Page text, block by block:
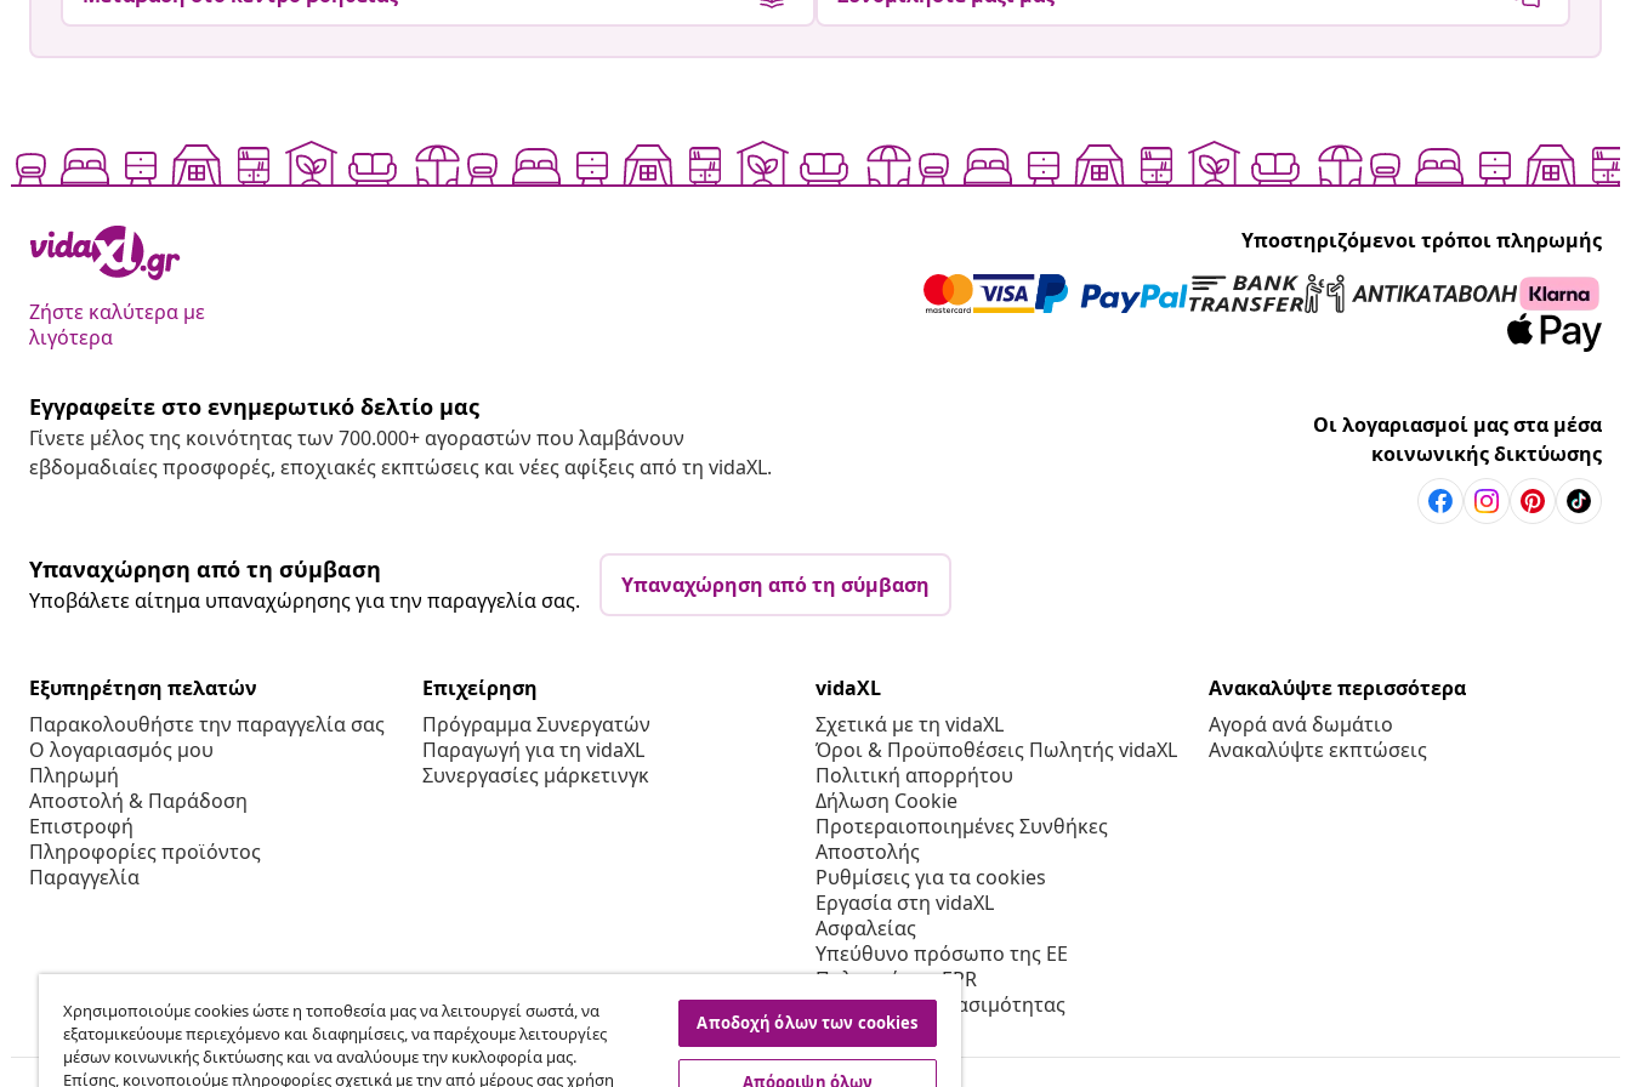
Ζήστε καλύτερα με
λιγότερα
Υποστηριζόμενοι τρόποι πληρωμής
Εγγραφείτε στο ενημερωτικό δελτίο μας
Γίνετε μέλος της κοινότητας των 700.000+ αγοραστών που λαμβάνουν
εβδομαδιαίες προσφορές, εποχιακές εκπτώσεις και νέες αφίξεις από τη vidaXL.
Οι λογαριασμοί μας στα μέσα
κοινωνικής δικτύωσης
Υπαναχώρηση από τη σύμβαση
Υποβάλετε αίτημα υπαναχώρησης για την παραγγελία σας.
Υπαναχώρηση από τη σύμβαση
Εξυπηρέτηση πελατών
Παρακολουθήστε την παραγγελία σας
Ο λογαριασμός μου
Πληρωμή
Αποστολή & Παράδοση
Επιστροφή
Πληροφορίες προϊόντος
Παραγγελία
Επιχείρηση
Πρόγραμμα Συνεργατών
Παραγωγή για τη vidaXL
Συνεργασίες μάρκετινγκ
vidaXL
Σχετικά με τη vidaXL
Όροι & Προϋποθέσεις Πωλητής vidaXL
Πολιτική απορρήτου
Δήλωση Cookie
Προτεραιοποιημένες Συνθήκες
Αποστολής
Ρυθμίσεις για τα cookies
Εργασία στη vidaXL
Ασφαλείας
Υπεύθυνο πρόσωπο της ΕΕ
Πολιτική της EPR
Δήλωση προσβασιμότητας
Ανακαλύψτε περισσότερα
Αγορά ανά δωμάτιο
Ανακαλύψτε εκπτώσεις
Χρησιμοποιούμε cookies ώστε η τοποθεσία μας να λειτουργεί σωστά, να
εξατομικεύουμε περιεχόμενο και διαφημίσεις, να παρέχουμε λειτουργίες
μέσων κοινωνικής δικτύωσης και να αναλύουμε την κυκλοφορία μας.
Επίσης, κοινοποιούμε πληροφορίες σχετικά με την από μέρους σας χρήση
Αποδοχή όλων των cookies
Απόρριψη όλων